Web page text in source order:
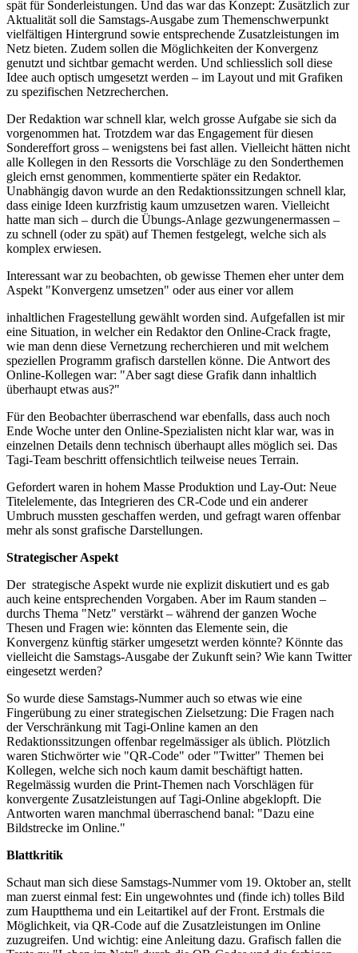
spät für Sonderleistungen. Und das war das Konzept: Zusätzlich zur
Aktualität soll die Samstags-Ausgabe zum Themenschwerpunkt
vielfältigen Hintergrund sowie entsprechende Zusatzleistungen im
Netz bieten. Zudem sollen die Möglichkeiten der Konvergenz
genutzt und sichtbar gemacht werden. Und schliesslich soll diese
Idee auch optisch umgesetzt werden – im Layout und mit Grafiken
zu spezifischen Netzrecherchen.
Der Redaktion war schnell klar, welch grosse Aufgabe sie sich da
vorgenommen hat. Trotzdem war das Engagement für diesen
Sondereffort gross – wenigstens bei fast allen. Vielleicht hätten nicht
alle Kollegen in den Ressorts die Vorschläge zu den Sonderthemen
gleich ernst genommen, kommentierte später ein Redaktor.
Unabhängig davon wurde an den Redaktionssitzungen schnell klar,
dass einige Ideen kurzfristig kaum umzusetzen waren. Vielleicht
hatte man sich – durch die Übungs-Anlage gezwungenermassen –
zu schnell (oder zu spät) auf Themen festgelegt, welche sich als
komplex erwiesen.
Interessant war zu beobachten, ob gewisse Themen eher unter dem
Aspekt "Konvergenz umsetzen" oder aus einer vor allem
inhaltlichen Fragestellung gewählt worden sind. Aufgefallen ist mir
eine Situation, in welcher ein Redaktor den Online-Crack fragte,
wie man denn diese Vernetzung recherchieren und mit welchem
speziellen Programm grafisch darstellen könne. Die Antwort des
Online-Kollegen war: "Aber sagt diese Grafik dann inhaltlich
überhaupt etwas aus?"
Für den Beobachter überraschend war ebenfalls, dass auch noch
Ende Woche unter den Online-Spezialisten nicht klar war, was in
einzelnen Details denn technisch überhaupt alles möglich sei. Das
Tagi-Team beschritt offensichtlich teilweise neues Terrain.
Gefordert waren in hohem Masse Produktion und Lay-Out: Neue
Titelelemente, das Integrieren des CR-Code und ein anderer
Umbruch mussten geschaffen werden, und gefragt waren offenbar
mehr als sonst grafische Darstellungen.
Strategischer Aspekt
Der strategische Aspekt wurde nie explizit diskutiert und es gab
auch keine entsprechenden Vorgaben. Aber im Raum standen –
durchs Thema "Netz" verstärkt – während der ganzen Woche
Thesen und Fragen wie: könnten das Elemente sein, die
Konvergenz künftig stärker umgesetzt werden könnte? Könnte das
vielleicht die Samstags-Ausgabe der Zukunft sein? Wie kann Twitter
eingesetzt werden?
So wurde diese Samstags-Nummer auch so etwas wie eine
Fingerübung zu einer strategischen Zielsetzung: Die Fragen nach
der Verschränkung mit Tagi-Online kamen an den
Redaktionssitzungen offenbar regelmässiger als üblich. Plötzlich
waren Stichwörter wie "QR-Code" oder "Twitter" Themen bei
Kollegen, welche sich noch kaum damit beschäftigt hatten.
Regelmässig wurden die Print-Themen nach Vorschlägen für
konvergente Zusatzleistungen auf Tagi-Online abgeklopft. Die
Antworten waren manchmal überraschend banal: "Dazu eine
Bildstrecke im Online."
Blattkritik
Schaut man sich diese Samstags-Nummer vom 19. Oktober an, stellt
man zuerst einmal fest: Ein ungewohntes und (finde ich) tolles Bild
zum Hauptthema und ein Leitartikel auf der Front. Erstmals die
Möglichkeit, via QR-Code auf die Zusatzleistungen im Online
zuzugreifen. Und wichtig: eine Anleitung dazu. Grafisch fallen die